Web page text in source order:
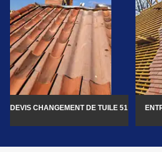
DEVIS CHANGEMENT DE TUILE 51